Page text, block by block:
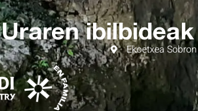
Uraren
Ekoetxea Sobron